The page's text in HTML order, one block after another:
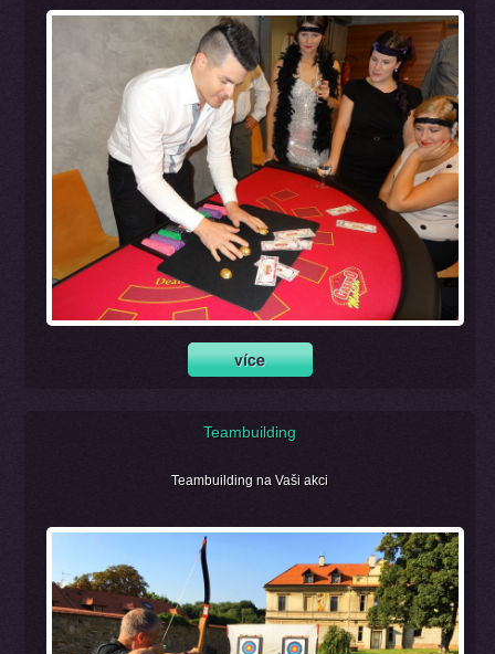
Teambuilding
Teambuilding na Vaši akci